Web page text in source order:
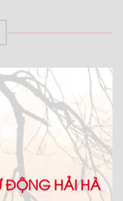
ĐỘNG HẢI HÀ